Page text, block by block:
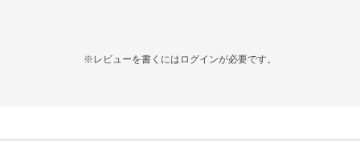
※レビューを書くには ログインが必要です。